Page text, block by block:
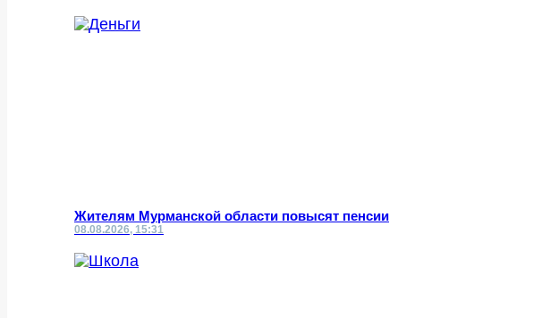
Жителям Мурманской области повысят пенсии
08.08.2026, 15:31